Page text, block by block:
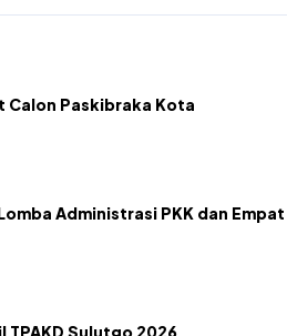
Calon Paskibraka Kota
Administrasi PKK dan Empat
TPAKD Sulutgo 2026